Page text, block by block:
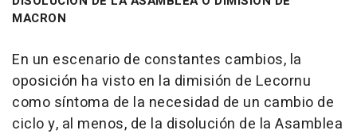
MACRON
En un escenario de constantes cambios, la
oposición ha visto en la dimisión de Lecornu
como síntoma de la necesidad de un cambio de
ciclo y, al menos, de la disolución de la Asamblea